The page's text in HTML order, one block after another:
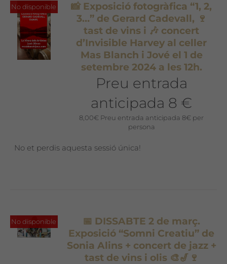
No disponible
📸 Exposició fotogràfica “1, 2,
3…” de Gerard Cadevall, 🍷
tast de vins i 🎶 concert
d’Invisible Harvey al celler
Mas Blanch i Jové el 1 de
setembre 2024 a les 12h.
Preu entrada
anticipada 8 €
8,00€ Preu entrada anticipada 8€ per
persona
No et perdis aquesta sessió única!
No disponible
📅 DISSABTE 2 de març.
Exposició “Somni Creatiu” de
Sonia Alins + concert de jazz +
tast de vins i olis 🎨🎷🍷